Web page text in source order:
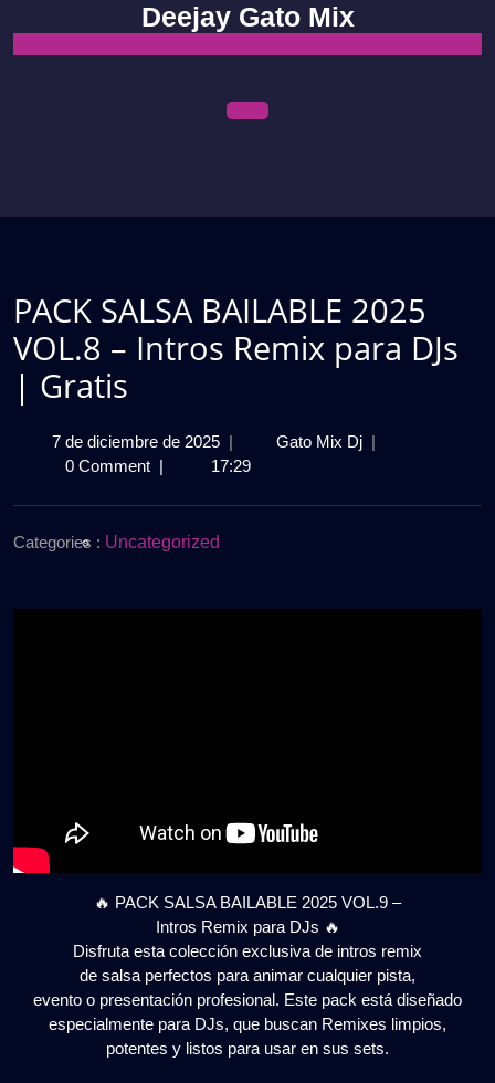
content
Deejay Gato Mix
PACK SALSA BAILABLE 2025
VOL.8 – Intros Remix para DJs
| Gratis
7 de diciembre de 20257
de
2025
| Gato Mix DjPACK
Remix
|
0 Comment | 17:29
Categories : Uncategorized
🔥 PACK SALSA BAILABLE 2025 VOL.9 –
Intros Remix para DJs 🔥
Disfruta esta colección exclusiva de intros remix
de salsa perfectos para animar cualquier pista,
evento o presentación profesional. Este pack está diseñado
especialmente para DJs, que buscan Remixes limpios,
potentes y listos para usar en sus sets.